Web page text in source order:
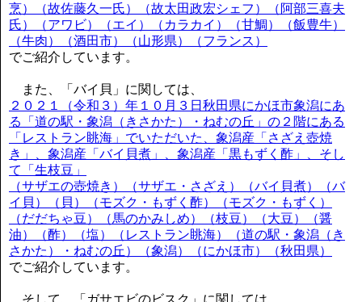
烹）（故佐藤久一氏）（故太田政宏シェフ）（阿部三喜夫
氏）（アワビ）（エイ）（カラカイ）（甘鯛）（飯豊牛）
（牛肉）（酒田市）（山形県）（フランス）
でご紹介しています。
また、「バイ貝」に関しては、
２０２１（令和３）年１０月３日秋田県にかほ市象潟にあ
る「道の駅・象潟（きさかた）・ねむの丘」の２階にある
「レストラン眺海」でいただいた、象潟産「さざえ壺焼
き」、象潟産「バイ貝煮」、象潟産「黒もずく酢」、そし
て「生枝豆」
（サザエの壺焼き）（サザエ・さざえ）（バイ貝煮）（バ
イ貝）（貝）（モズク・もずく酢）（モズク・もずく）
（だだちゃ豆）（馬のかみしめ）（枝豆）（大豆）（醤
油）（酢）（塩）（レストラン眺海）（道の駅・象潟（き
さかた）・ねむの丘）（象潟）（にかほ市）（秋田県）
でご紹介しています。
そして、「ガサエビのビスク」に関しては、